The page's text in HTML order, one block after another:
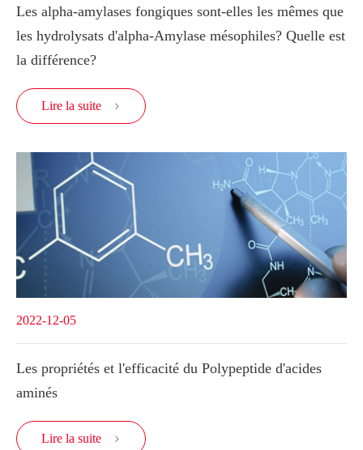
Les alpha-amylases fongiques sont-elles les mêmes que
les hydrolysats d'alpha-Amylase mésophiles? Quelle est
la différence?
Lire la suite 
2022-12-05
Les propriétés et l'efficacité du Polypeptide d'acides
aminés
Lire la suite 